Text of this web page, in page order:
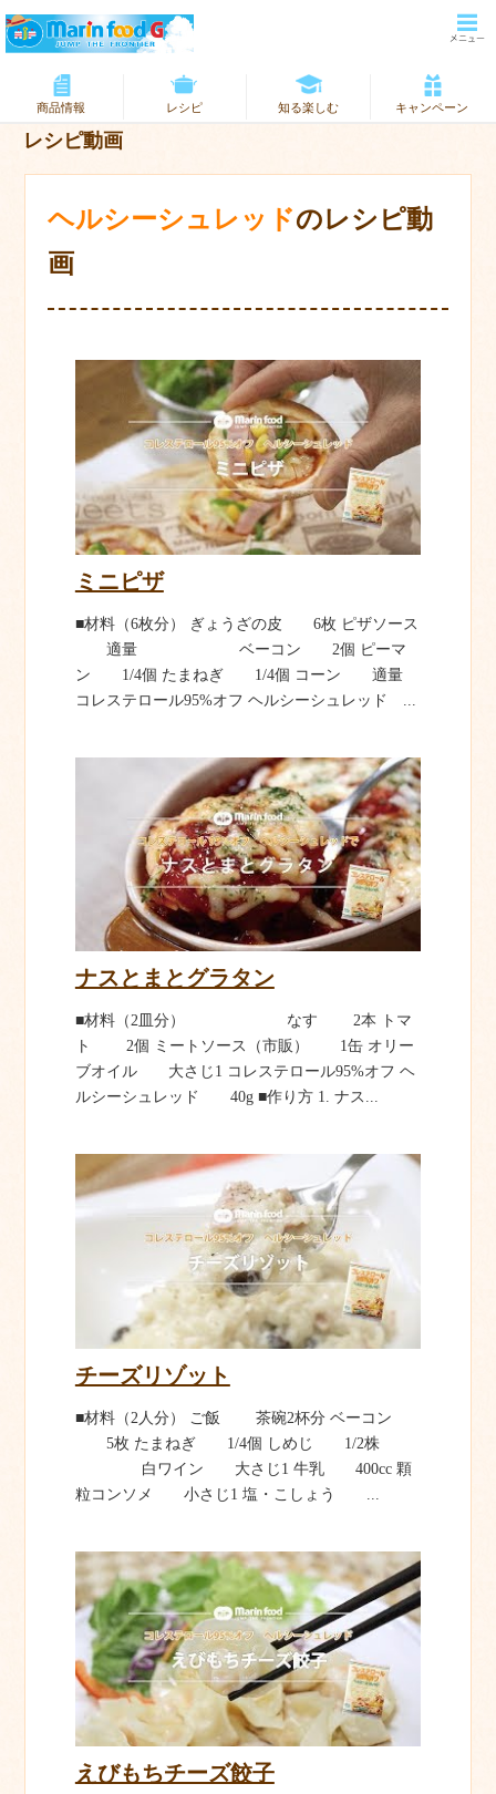
商品情報 レシピ 知る楽しむ キャンペーン
レシピ動画
ヘルシーシュレッドのレシピ動
画
ミニピザ
■材料（6枚分） ぎょうざの皮 6枚 ピザソース
適量 ベーコン 2個 ピーマ
ン 1/4個 たまねぎ 1/4個 コーン 適量
コレステロール95%オフ ヘルシーシュレッド ...
ナスとまとグラタン
■材料（2皿分） なす 2本 トマ
ト 2個 ミートソース（市販） 1缶 オリー
ブオイル 大さじ1 コレステロール95%オフ ヘ
ルシーシュレッド 40g ■作り方 1. ナス...
チーズリゾット
■材料（2人分） ご飯 茶碗2杯分 ベーコン
5枚 たまねぎ 1/4個 しめじ 1/2株
白ワイン 大さじ1 牛乳 400cc 顆
粒コンソメ 小さじ1 塩・こしょう ...
えびもちチーズ餃子